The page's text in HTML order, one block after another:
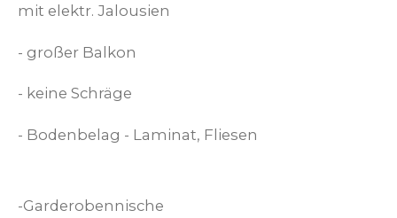
mit elektr. Jalousien
- großer Balkon
- keine Schräge
- Bodenbelag - Laminat, Fliesen
-Garderobennische